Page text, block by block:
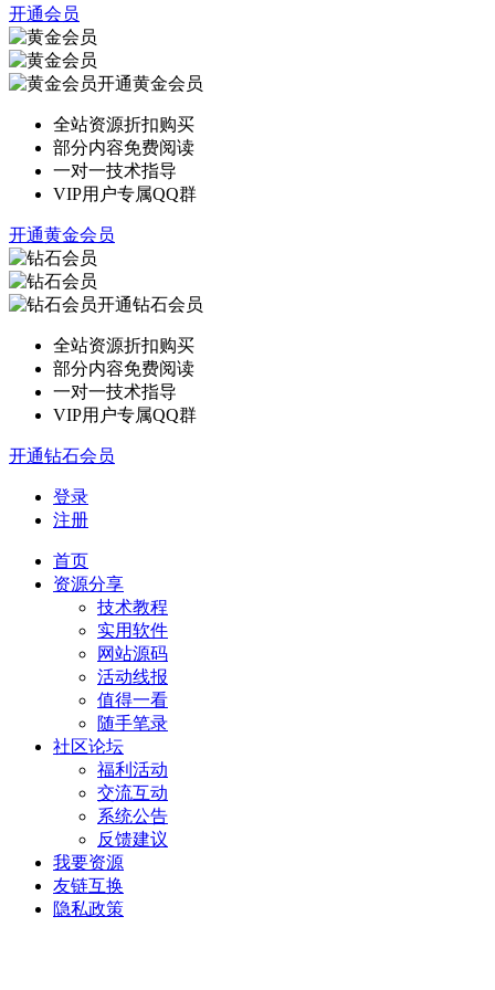
开通会员
开通黄金会员
全站资源折扣购买
部分内容免费阅读
一对一技术指导
VIP用户专属QQ群
开通黄金会员
开通钻石会员
全站资源折扣购买
部分内容免费阅读
一对一技术指导
VIP用户专属QQ群
开通钻石会员
登录
注册
首页
资源分享
技术教程
实用软件
网站源码
活动线报
值得一看
随手笔录
社区论坛
福利活动
交流互动
系统公告
反馈建议
我要资源
友链互换
隐私政策